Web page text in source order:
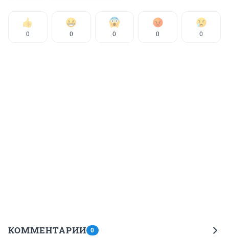
0 0 0 0 0
КОММЕНТАРИИ 0